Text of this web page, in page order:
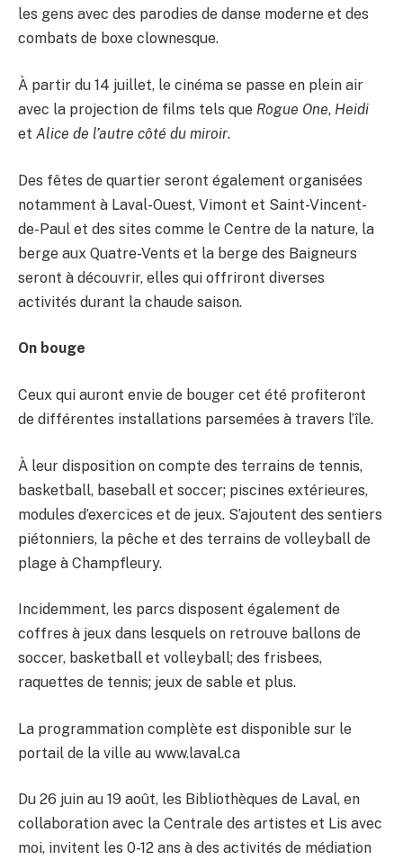
les gens avec des parodies de danse moderne et des
combats de boxe clownesque.
À partir du 14 juillet, le cinéma se passe en plein air
avec la projection de films tels que Rogue One, Heidi
et Alice de l’autre côté du miroir.
Des fêtes de quartier seront également organisées
notamment à Laval-Ouest, Vimont et Saint-Vincent-
de-Paul et des sites comme le Centre de la nature, la
berge aux Quatre-Vents et la berge des Baigneurs
seront à découvrir, elles qui offriront diverses
activités durant la chaude saison.
On bouge
Ceux qui auront envie de bouger cet été profiteront
de différentes installations parsemées à travers l’île.
À leur disposition on compte des terrains de tennis,
basketball, baseball et soccer; piscines extérieures,
modules d’exercices et de jeux. S’ajoutent des sentiers
piétonniers, la pêche et des terrains de volleyball de
plage à Champfleury.
Incidemment, les parcs disposent également de
coffres à jeux dans lesquels on retrouve ballons de
soccer, basketball et volleyball; des frisbees,
raquettes de tennis; jeux de sable et plus.
La programmation complète est disponible sur le
portail de la ville au www.laval.ca
Du 26 juin au 19 août, les Bibliothèques de Laval, en
collaboration avec la Centrale des artistes et Lis avec
moi, invitent les 0-12 ans à des activités de médiation